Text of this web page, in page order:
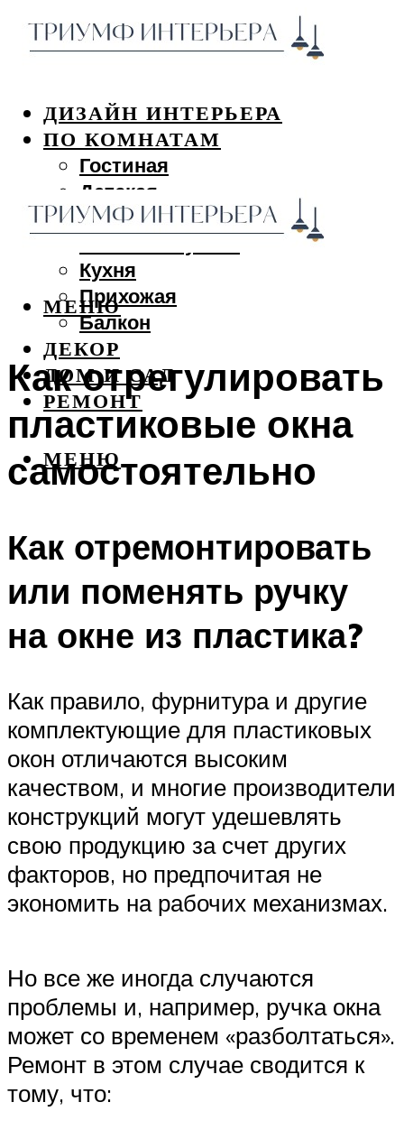
ДИЗАЙН ИНТЕРЬЕРА
ПО КОМНАТАМ
Гостиная
Детская
Спальня
Кухня
Прихожая
Балкон
ДЕКОР
ДОМ И САД
РЕМОНТ
МЕНЮ
МЕНЮ
Как отрегулировать
пластиковые окна
самостоятельно
Как отремонтировать
или поменять ручку
на окне из пластика?
Как правило, фурнитура и другие
комплектующие для пластиковых
окон отличаются высоким
качеством, и многие производители
конструкций могут удешевлять
свою продукцию за счет других
факторов, но предпочитая не
экономить на рабочих механизмах.
Но все же иногда случаются
проблемы и, например, ручка окна
может со временем «разболтаться».
Ремонт в этом случае сводится к
тому, что: